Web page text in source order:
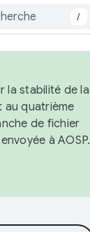
/
la stabilité de la
au quatrième
de fichier
à AOSP.